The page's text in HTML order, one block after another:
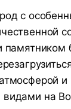
с
памятником
и
на